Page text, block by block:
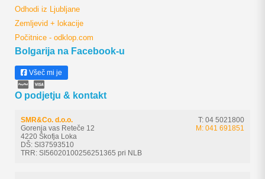
Odhodi iz Ljubljane
Zemljevid + lokacije
Počitnice - odklop.com
Bolgarija na Facebook-u
Všeč mi je
O podjetju & kontakt
SMR&Co. d.o.o.
Gorenja vas Reteče 12
4220 Škofja Loka
DŠ: SI37593510
TRR: SI56020100256251365 pri NLB
T: 04 5021800
M: 041 691851